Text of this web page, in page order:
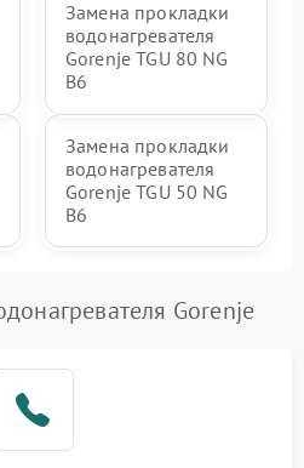
Замена прокладки
водонагревателя
Gorenje TGU 80 NG
B6
Замена прокладки
водонагревателя
Gorenje TGU 50 NG
B6
Gorenje